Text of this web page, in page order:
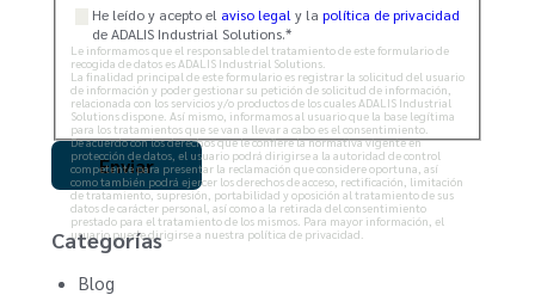
He leído y acepto el aviso legal y lapolítica de privacidad
de ADALIS Industrial Solutions.*
Le informamos que el responsable del tratamiento de este formulario de
recogida de datos es ADALIS Industrial Solutions.
La finalidad principal de este formulario es registrar la solicitud del usuario
de información y poder gestionar su petición de solicitud de información,
relacionada con los servicios y/o productos de los cuales ADALIS Industrial
Solutions dispone. Así mismo, informamos al usuario que la base legítima
para los tratamientos que se van a llevar a cabo es el consentimiento.
De acuerdo con los derechos que le confiere la normativa vigente en
protección de datos, el usuario podrá dirigirse a la autoridad de control
competente para presentar la reclamación que considere oportuna, así
como también podrá ejercer los derechos de acceso, rectificación, limitación
de tratamiento, supresión, portabilidad y oposición al tratamiento de sus
datos de carácter personal, así como a la retirada del consentimiento
prestado para el tratamiento de los mismos. Para mayor información, el
usuario puede dirigirse a nuestra política de privacidad.
Categorías
Blog